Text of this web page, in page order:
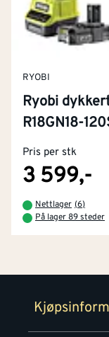
RYOBI
Ryobi
R18GN18-
Pris per stk
3 599,-
Nettlager (6)
På lager 89 steder
Retur- og
Kontakt oss
Tjenester
Montér Klubb
Om Montér
Prismatch
Personvern